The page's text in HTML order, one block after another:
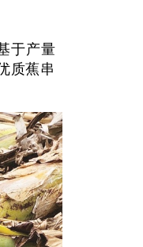
于产量
质蕉串